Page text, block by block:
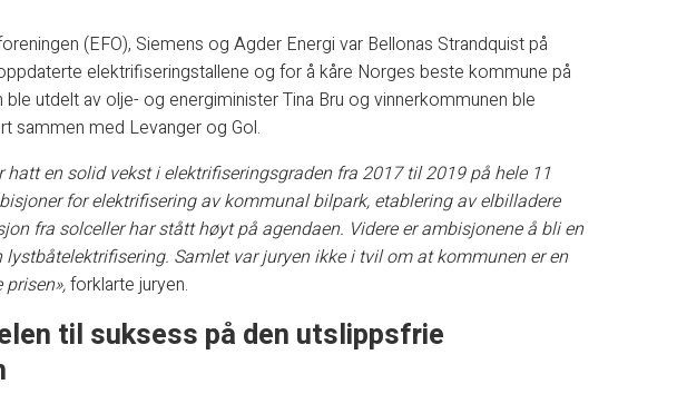
(EFO), Siemens og Agder Energi var Bellonas Strandquist på
elektrifiseringstallene og for å kåre Norges beste kommune på
utdelt av olje- og energiminister Tina Bru og vinnerkommunen ble
sammen med Levanger og Gol.
hatt en solid vekst i elektrifiseringsgraden fra 2017 til 2019 på hele 11
for elektrifisering av kommunal bilpark, etablering av elbilladere
fra solceller har stått høyt på agendaen. Videre er ambisjonene å bli en
Samlet var juryen ikke i tvil om at kommunen er en
forklarte juryen.
til suksess på den utslippsfrie